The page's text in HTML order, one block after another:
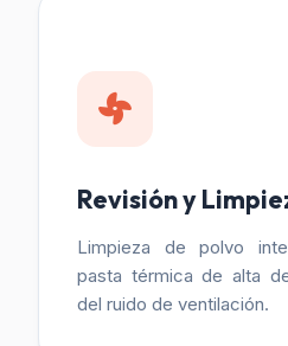
Revisión y
Limpieza de polvo
pasta térmica de alta
del ruido de ventilación.